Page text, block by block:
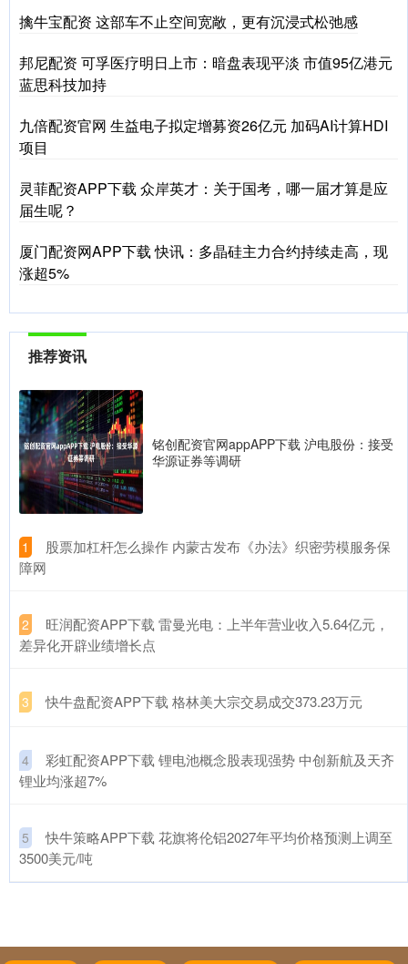
擒牛宝配资 这部车不止空间宽敞，更有沉浸式松弛感
邦尼配资 可孚医疗明日上市：暗盘表现平淡 市值95亿港元
蓝思科技加持
九倍配资官网 生益电子拟定增募资26亿元 加码AI计算HDI
项目
灵菲配资APP下载 众岸英才：关于国考，哪一届才算是应
届生呢？
厦门配资网APP下载 快讯：多晶硅主力合约持续走高，现
涨超5%
推荐资讯
铭创配资官网appAPP下载 沪电股份：接受
华源证券等调研
1
​股票加杠杆怎么操作 内蒙古发布《办法》织密劳模服务保
障网
2
​旺润配资APP下载 雷曼光电：上半年营业收入5.64亿元，
差异化开辟业绩增长点
3 ​快牛盘配资APP下载 格林美大宗交易成交373.23万元
4
​彩虹配资APP下载 锂电池概念股表现强势 中创新航及天齐
锂业均涨超7%
5
​快牛策略APP下载 花旗将伦铝2027年平均价格预测上调至
3500美元/吨